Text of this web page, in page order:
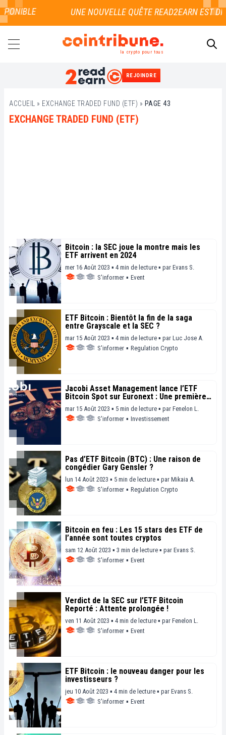
la crypto pour tous
REJOINDRE
ACCUEIL » EXCHANGE TRADED FUND (ETF) » PAGE 43
EXCHANGE TRADED FUND (ETF)
Bitcoin : la SEC joue la montre mais les
ETF arrivent en 2024
mer 16 Août 2023 ▪ 4 min de lecture ▪ par Evans S.
S'informer ▪ Event
ETF Bitcoin : Bientôt la fin de la saga
entre Grayscale et la SEC ?
mar 15 Août 2023 ▪ 4 min de lecture ▪ par Luc Jose A.
S'informer ▪ Regulation Crypto
Jacobi Asset Management lance l’ETF
Bitcoin Spot sur Euronext : Une première
en Europe !
mar 15 Août 2023 ▪ 5 min de lecture ▪ par Fenelon L.
S'informer ▪ Investissement
Pas d’ETF Bitcoin (BTC) : Une raison de
congédier Gary Gensler ?
lun 14 Août 2023 ▪ 5 min de lecture ▪ par Mikaia A.
S'informer ▪ Regulation Crypto
Bitcoin en feu : Les 15 stars des ETF de
l’année sont toutes cryptos
sam 12 Août 2023 ▪ 3 min de lecture ▪ par Evans S.
S'informer ▪ Event
Verdict de la SEC sur l’ETF Bitcoin
Reporté : Attente prolongée !
ven 11 Août 2023 ▪ 4 min de lecture ▪ par Fenelon L.
S'informer ▪ Event
ETF Bitcoin : le nouveau danger pour les
investisseurs ?
jeu 10 Août 2023 ▪ 4 min de lecture ▪ par Evans S.
S'informer ▪ Event